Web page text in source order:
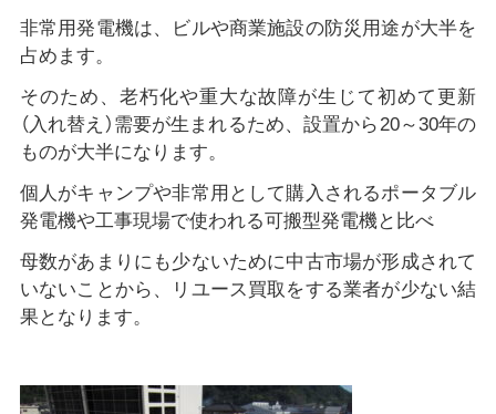
非常用発電機は、ビルや商業施設の防災用途が大半を
占めます。
そのため、老朽化や重大な故障が生じて初めて更新
（入れ替え）需要が生まれるため、設置から20～30年の
ものが大半になります。
個人がキャンプや非常用として購入されるポータブル
発電機や工事現場で使われる可搬型発電機と比べ
母数があまりにも少ないために中古市場が形成されて
いないことから、リユース買取をする業者が少ない結
果となります。